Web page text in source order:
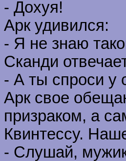
- Дохуя!
Арк удивился:
- Я не знаю
Сканди
- А ты спроси у
Арк свое
призраком, а
Квинтессу.
- Слушай,